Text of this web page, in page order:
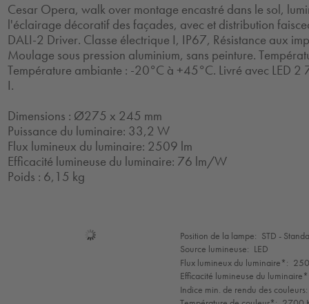
Cesar Opera, walk over montage encastré dans le sol,
l'éclairage décoratif des façades, avec et distribution
DALI-2 Driver. Classe électrique I, IP67, Résistance aux
Moulage sous pression aluminium, sans peinture.
Température ambiante : -20°C à +45°C. Livré avec LED 2
I.
Dimensions : Ø275 x 245 mm
Puissance du luminaire: 33,2 W
Flux lumineux du luminaire: 2509 lm
Efficacité lumineuse du luminaire: 76 lm/W
Poids : 6,15 kg
Sélection
de
mode
Position de la lampe: STD -
Source lumineuse: LED
Flux lumineux du luminaire*:
Efficacité lumineuse du
Indice min. de rendu des couleurs: